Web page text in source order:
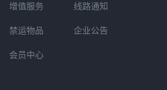
增值服务
禁运物品
会员中心
线路通知
企业公告